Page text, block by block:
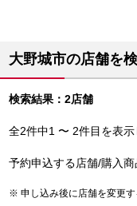
大野城市の店舗を
検索結果：2店舗
全2件中1 〜 2件目を表
予約申込する店舗/購入商
申し込み後に店舗を変更す